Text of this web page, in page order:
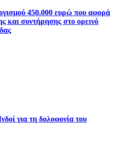
450.000 ευρώ που αφορά
και συντήρησης στο ορεινό
για τη δολοφονία του